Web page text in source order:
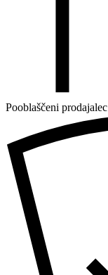
Pooblaščeni prodajalec